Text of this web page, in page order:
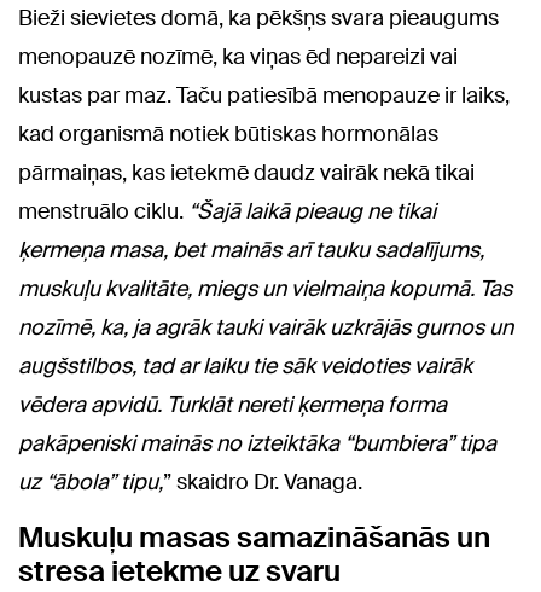
Bieži sievietes domā, ka pēkšņs svara pieaugums
menopauzē nozīmē, ka viņas ēd nepareizi vai
kustas par maz. Taču patiesībā menopauze ir laiks,
kad organismā notiek būtiskas hormonālas
pārmaiņas, kas ietekmē daudz vairāk nekā tikai
menstruālo ciklu. “Šajā laikā pieaug ne tikai
ķermeņa masa, bet mainās arī tauku sadalījums,
muskuļu kvalitāte, miegs un vielmaiņa kopumā. Tas
nozīmē, ka, ja agrāk tauki vairāk uzkrājās gurnos un
augšstilbos, tad ar laiku tie sāk veidoties vairāk
vēdera apvidū. Turklāt nereti ķermeņa forma
pakāpeniski mainās no izteiktāka “bumbiera” tipa
uz “ābola” tipu,” skaidro Dr. Vanaga.
Muskuļu masas samazināšanās un
stresa ietekme uz svaru